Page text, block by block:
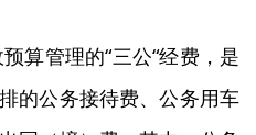
算管理的“三公“经费，是
的公务接待费、公务用车